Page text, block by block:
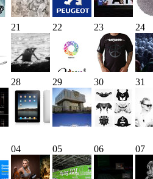
21 22 23 24
28 29 30 31
04 05 06 07